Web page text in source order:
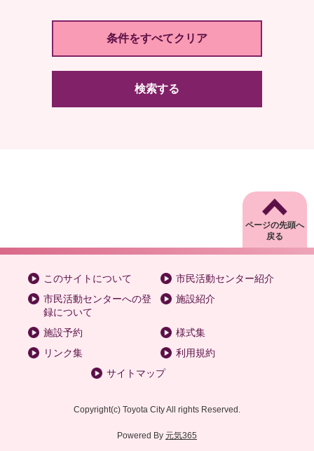
検索する
ページの先頭へ
戻る
このサイトについて
市民活動センター紹介
市民活動センターへの登
録について
施設紹介
施設予約
様式集
リンク集
利用規約
サイトマップ
Copyright(c) Toyota City All rights Reserved.
Powered By 元気365